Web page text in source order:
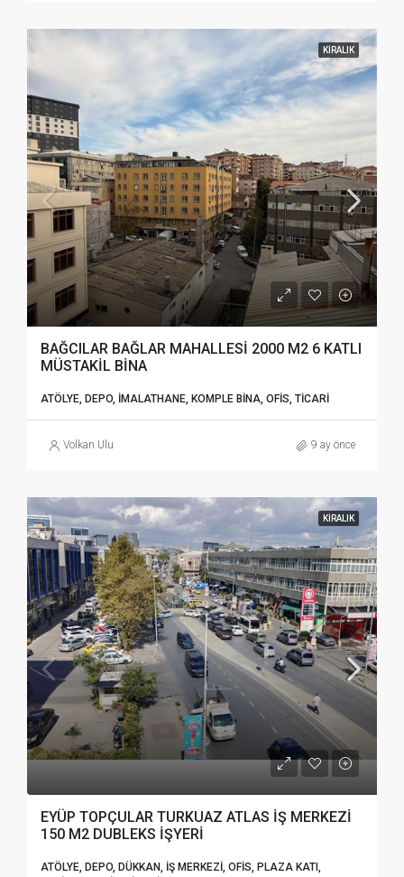
KIRALIK
BAĞCILAR BAĞLAR MAHALLESİ 2000 M2 6 KATLI
MÜSTAKİL BİNA
ATÖLYE, DEPO, İMALATHANE, KOMPLE BINA, OFIS, TICARI
Volkan Ulu 9 ay önce
KIRALIK
EYÜP TOPÇULAR TURKUAZ ATLAS İŞ MERKEZİ
150 M2 DUBLEKS İŞYERİ
ATÖLYE, DEPO, DÜKKAN, İŞ MERKEZI, OFIS, PLAZA KATI,